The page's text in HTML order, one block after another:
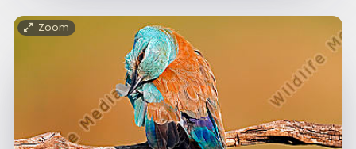
Zoom